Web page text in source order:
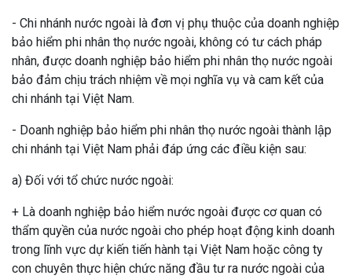
- Chi nhánh nước ngoài là đơn vị phụ thuộc của doanh nghiệp
bảo hiểm phi nhân thọ nước ngoài, không có tư cách pháp
nhân, được doanh nghiệp bảo hiểm phi nhân thọ nước ngoài
bảo đảm chịu trách nhiệm về mọi nghĩa vụ và cam kết của
chi nhánh tại Việt Nam.
- Doanh nghiệp bảo hiểm phi nhân thọ nước ngoài thành lập
chi nhánh tại Việt Nam phải đáp ứng các điều kiện sau:
a) Đối với tổ chức nước ngoài:
+ Là doanh nghiệp bảo hiểm nước ngoài được cơ quan có
thẩm quyền của nước ngoài cho phép hoạt động kinh doanh
trong lĩnh vực dự kiến tiến hành tại Việt Nam hoặc công ty
con chuyên thực hiện chức năng đầu tư ra nước ngoài của